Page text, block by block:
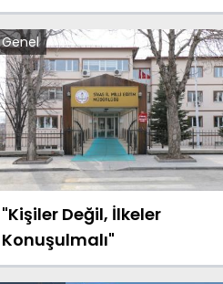
Genel
"Kişiler Değil, İlkeler
Konuşulmalı"